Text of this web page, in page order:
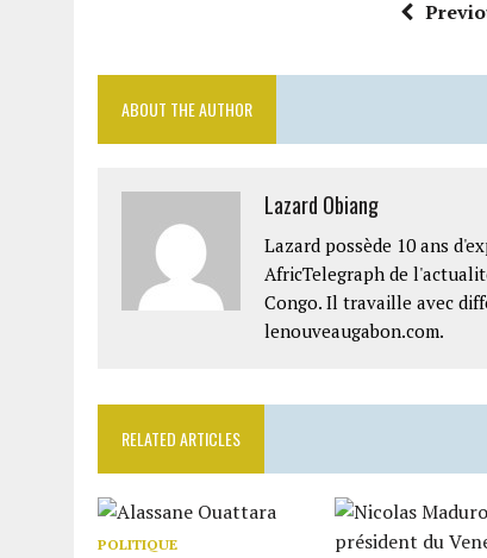
ABOUT THE AUTHOR
Lazard Obiang
Lazard possède 10 ans
AfricTelegraph de
Congo. Il travaille avec
lenouveaugabon.com.
RELATED ARTICLES
POLITIQUE